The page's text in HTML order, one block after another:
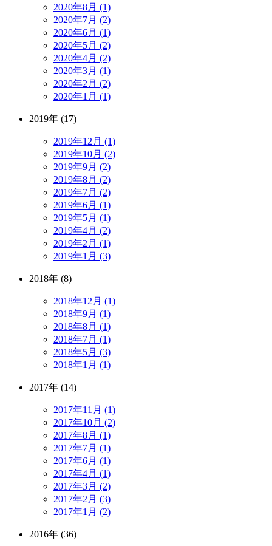
2020年8月 (1)
2020年7月 (2)
2020年6月 (1)
2020年5月 (2)
2020年4月 (2)
2020年3月 (1)
2020年2月 (2)
2020年1月 (1)
2019年 (17)
2019年12月 (1)
2019年10月 (2)
2019年9月 (2)
2019年8月 (2)
2019年7月 (2)
2019年6月 (1)
2019年5月 (1)
2019年4月 (2)
2019年2月 (1)
2019年1月 (3)
2018年 (8)
2018年12月 (1)
2018年9月 (1)
2018年8月 (1)
2018年7月 (1)
2018年5月 (3)
2018年1月 (1)
2017年 (14)
2017年11月 (1)
2017年10月 (2)
2017年8月 (1)
2017年7月 (1)
2017年6月 (1)
2017年4月 (1)
2017年3月 (2)
2017年2月 (3)
2017年1月 (2)
2016年 (36)